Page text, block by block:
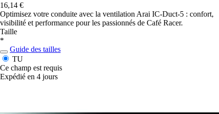
16,14 €
Optimisez votre conduite avec la ventilation Arai IC-Duct-5 : confort,
visibilité et performance pour les passionnés de Café Racer.
Taille
*
Guide des tailles
TU
Ce champ est requis
Expédié en 4 jours